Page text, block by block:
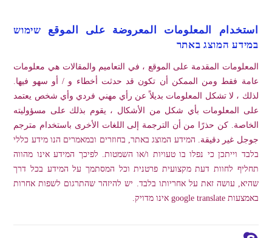
استخدام المعلومات المعروضة على الموقع שימוש
במידע המוצג באתר
المعلومات المقدمة على الموقع ، في التعاميم والمقالات هي معلومات
عامة فقط ومن الممكن أن تكون قد حدثت أخطاء و / أو سهو فيها.
لذلك ، لا تشكل المعلومات بديلاً عن رأي مهني فردي وأي شخص يعتمد
على المعلومات بأي شكل من الأشكال ، يقوم بذلك على مسؤوليته
الخاصة. كن حذرًا من أن الترجمة إلى اللغات الأخرى باستخدام مترجم
جوجل غير دقيقة. המידע המוצג באתר, בחוזרים ובמאמרים הנו מידע כללי
בלבד וייתכן כי נפלו בו טעויות ו/או השמטות. לפיכך המידע אינו מהווה
תחליף לחוות דעת מקצועית פרטנית וכל המסתמך על המידע בכל דרך
שהיא, עושה זאת על אחריותו בלבד. יש להיזהר שהתרגום לשפות אחרות
באמצעות google translate אינו מדויק.